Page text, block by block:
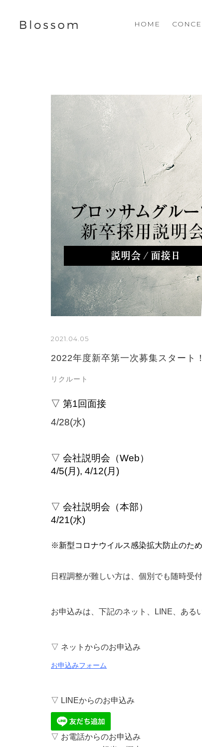
HOME
2021.04.05
2022年度新卒第一次募集スタート
リクルート
▽ 第1回面接
4/28(水)
▽ 会社説明会（Web）
4/5(月), 4/12(月)
▽ 会社説明会（本部）
4/21(水)
※新型コロナウイルス感染拡大防止のた
日程調整が難しい方は、個別でも随時受
お申込みは、下記のネット、LINE、ある
▽ ネットからのお申込み
お申込みフォーム
▽ LINEからのお申込み
▽ お電話からのお申込み